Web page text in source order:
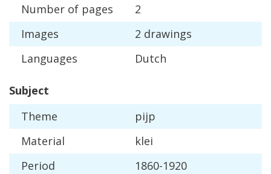
Number of pages
2
Images
2 drawings
Languages
Dutch
Subject
Theme
pijp
Material
klei
Period
1860-1920